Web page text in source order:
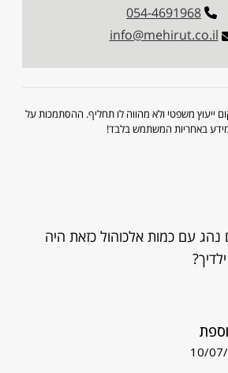
054-4691968
info@mehirut.co.il
ייעוץ משפטי ולא מהווה לו תחליף. ההסתמכות על
באחריות המשתמש בלבד!
עם כמות אלכוהול כזאת היה
10/